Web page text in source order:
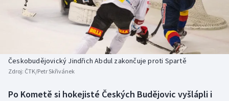
Baseball a softbal
Biatlon
Soutěže
Aplikace ČT sport
Českobudějovický Jindřich Abdul zakončuje proti Spartě
Zdroj: ČTK/Petr Skřivánek
Po Kometě si hokejisté Českých Budějovic vyšlápli i